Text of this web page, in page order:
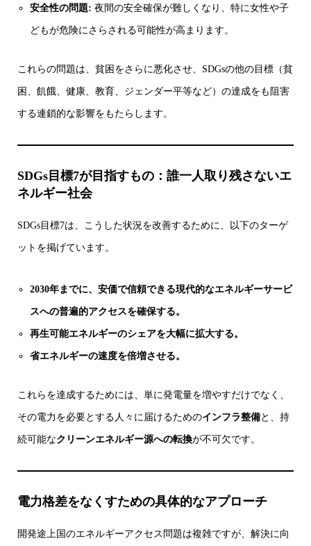
安全性の問題: 夜間の安全確保が難しくなり、特に女性や子
どもが危険にさらされる可能性が高まります。
これらの問題は、貧困をさらに悪化させ、SDGsの他の目標（貧
困、飢餓、健康、教育、ジェンダー平等など）の達成をも阻害
する連鎖的な影響をもたらします。
SDGs目標7が目指すもの：誰一人取り残さないエ
ネルギー社会
SDGs目標7は、こうした状況を改善するために、以下のターゲ
ットを掲げています。
2030年までに、安価で信頼できる現代的なエネルギーサービ
スへの普遍的アクセスを確保する。
再生可能エネルギーのシェアを大幅に拡大する。
省エネルギーの速度を倍増させる。
これらを達成するためには、単に発電量を増やすだけでなく、
その電力を必要とする人々に届けるためのインフラ整備と、持
続可能なクリーンエネルギー源への転換が不可欠です。
電力格差をなくすための具体的なアプローチ
開発途上国のエネルギーアクセス問題は複雑ですが、解決に向